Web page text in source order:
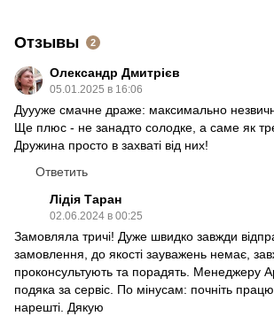
Отзывы 2
Олександр Дмитрієв
05.01.2025 в 16:06
Дуууже смачне драже: максимально
Ще плюс - не занадто солодке, а саме як
Дружина просто в захваті від них!
Ответить
Лідія Таран
02.06.2024 в 00:25
Замовляла тричі! Дуже швидко завжди
замовлення, до якості зауважень немає,
проконсультують та порадять. Менеджеру
подяка за сервіс. По мінусам: почніть
нарешті. Дякую